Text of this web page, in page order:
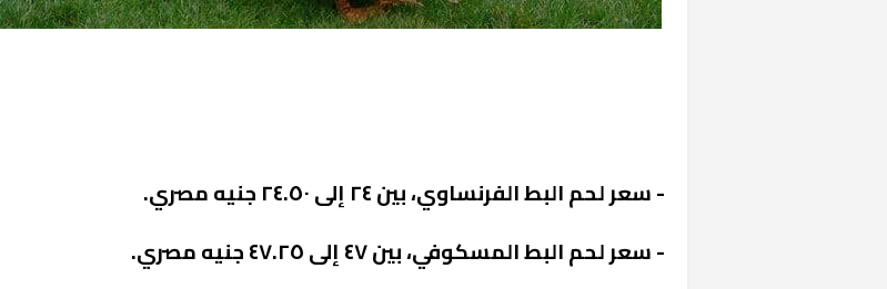
- سعر لحم البط الفرنساوي، بين ٢٤ إلى ٢٤.٥٠ جنيه مصري.
- سعر لحم البط المسكوفي، بين ٤٧ إلى ٤٧.٢٥ جنيه مصري.